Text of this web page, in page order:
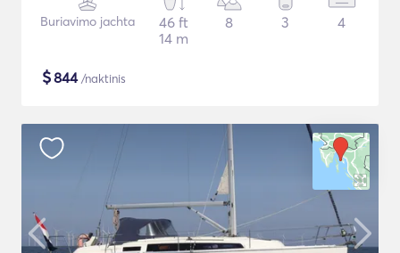
Buriavimo jachta
46 ft
14 m
8 3 4
$844/naktinis